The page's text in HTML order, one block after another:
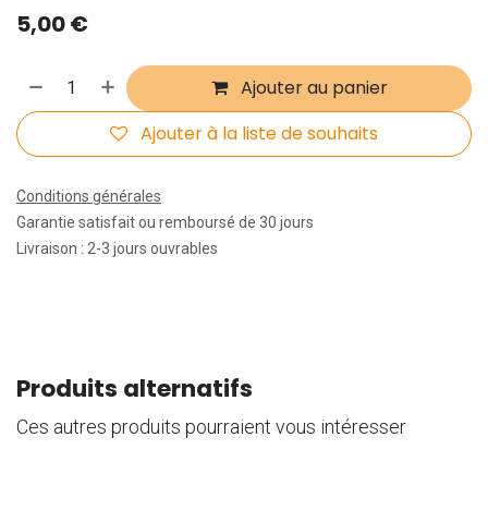
5,00€
Ajouter au panier
Ajouter à la liste de souhaits
Conditions générales
Garantie satisfait ou remboursé de 30 jours
Livraison : 2-3 jours ouvrables
Produits alternatifs
Ces autres produits pourraient vous intéresser